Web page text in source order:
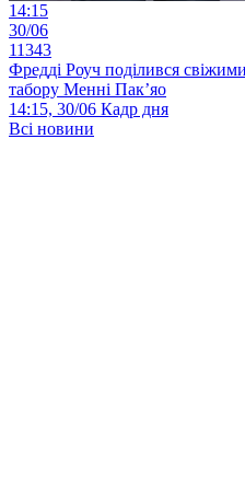
14:15
30/06
11343
Фредді Роуч поділився
табору Менні Пак’яо
14:15, 30/06 Кадр дня
Всі новини